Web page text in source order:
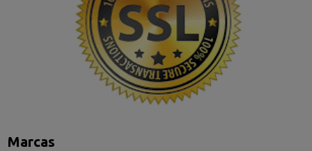
Marcas